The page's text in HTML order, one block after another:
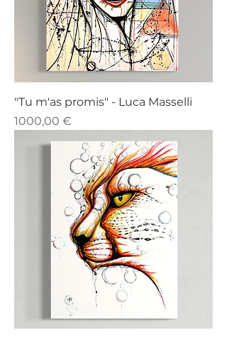
"Tu m'as promis" - Luca Masselli
Prezzo
1000,00 €